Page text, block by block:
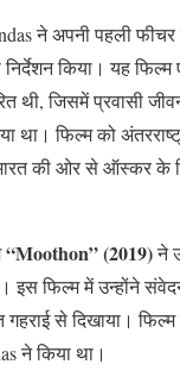
ने अपनी पहली
निर्देशन किया। यह
थी, जिसमें प्रवासी
था। फिल्म को
की ओर से ऑस्कर के
“Moothon” (2019)ने
फिल्म में उन्होंने
गहराई से दिखाया।
ने किया था।